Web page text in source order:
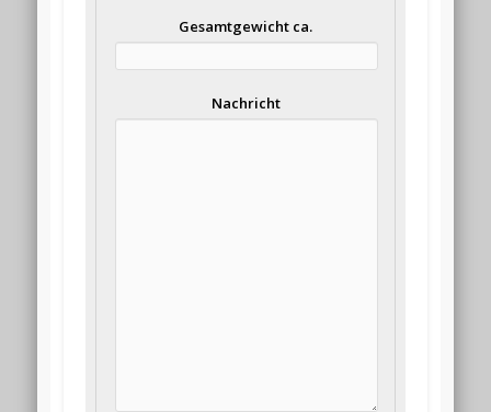
Gesamtgewicht ca.
Nachricht